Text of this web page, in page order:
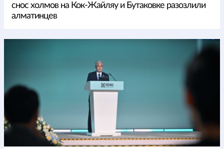
снос холмов на Кок-Жайляу и Бутаковке разозлили
алматинцев